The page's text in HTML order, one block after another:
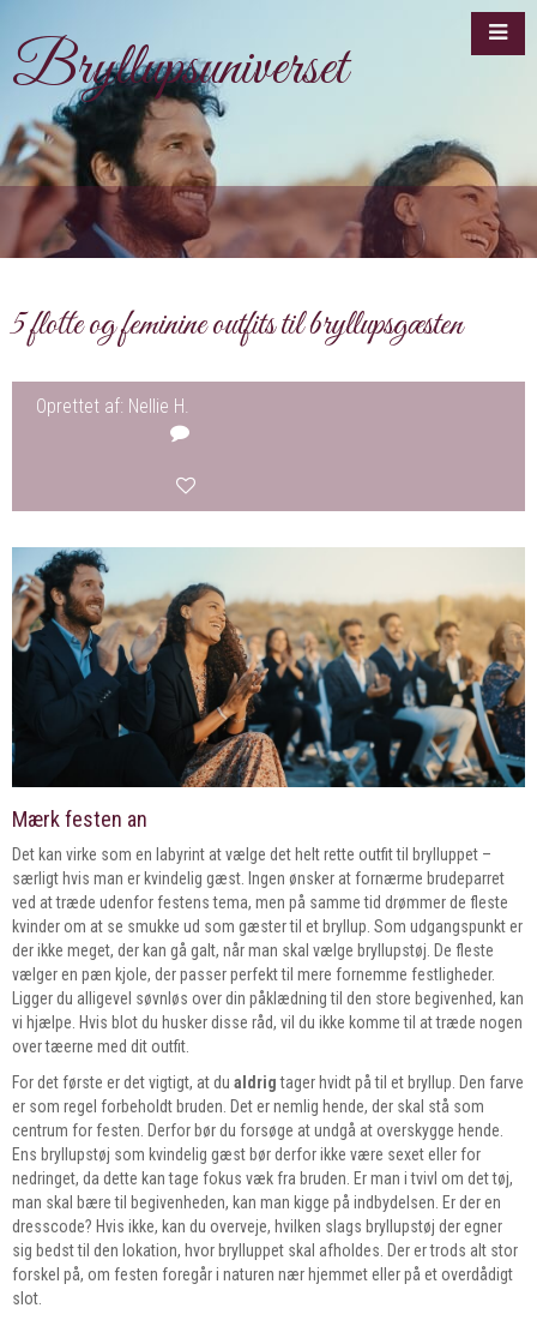
Bryllupsuniverset
5 flotte og feminine outfits til bryllupsgæsten
Oprettet af: Nellie H.
Mærk festen an
Det kan virke som en labyrint at vælge det helt rette outfit til brylluppet –
særligt hvis man er kvindelig gæst. Ingen ønsker at fornærme brudeparret
ved at træde udenfor festens tema, men på samme tid drømmer de fleste
kvinder om at se smukke ud som gæster til et bryllup. Som udgangspunkt er
der ikke meget, der kan gå galt, når man skal vælge bryllupstøj. De fleste
vælger en pæn kjole, der passer perfekt til mere fornemme festligheder.
Ligger du alligevel søvnløs over din påklædning til den store begivenhed, kan
vi hjælpe. Hvis blot du husker disse råd, vil du ikke komme til at træde nogen
over tæerne med dit outfit.
For det første er det vigtigt, at du aldrigtager hvidt på til et bryllup. Den farve
er som regel forbeholdt bruden. Det er nemlig hende, der skal stå som
centrum for festen. Derfor bør du forsøge at undgå at overskygge hende.
Ens bryllupstøj som kvindelig gæst bør derfor ikke være sexet eller for
nedringet, da dette kan tage fokus væk fra bruden. Er man i tvivl om det tøj,
man skal bære til begivenheden, kan man kigge på indbydelsen. Er der en
dresscode? Hvis ikke, kan du overveje, hvilken slags bryllupstøj der egner
sig bedst til den lokation, hvor brylluppet skal afholdes. Der er trods alt stor
forskel på, om festen foregår i naturen nær hjemmet eller på et overdådigt
slot.